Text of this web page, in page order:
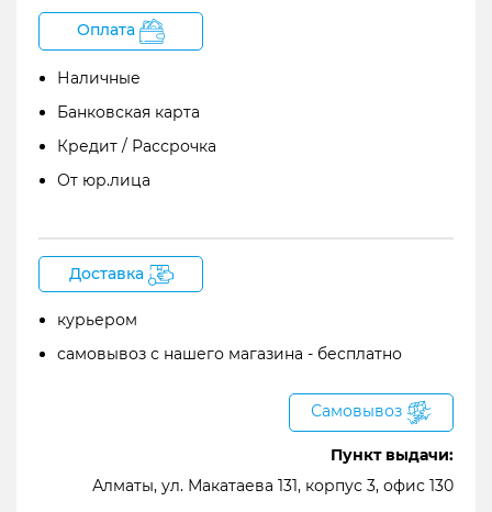
Почему ZOOM G1X FOUR
Zoom G1x Four является портативным
цифровым процессором для электрогитары. В
компактном корпусе устройства объединены
фантастические функции и комбинации,
на инструменте, можно комбинировать и
Оплата
Наличные
Банковская карта
Кредит / Рассрочка
От юр.лица
Доставка
курьером
самовывоз с нашего магазина - бесплатно
Самовывоз
Пункт выдачи:
Алматы, ул. Макатаева 131, корпус 3, офис 130